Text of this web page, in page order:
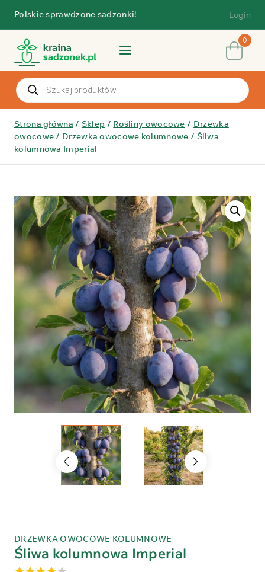
treści
Polskie sprawdzone sadzonki! Login
0
Wyszukiwarka
produktów
Strona główna / Sklep / Rośliny owocowe / Drzewka
owocowe / Drzewka owocowe kolumnowe / Śliwa
kolumnowa Imperial
DRZEWKA OWOCOWE KOLUMNOWE
Śliwa kolumnowa Imperial